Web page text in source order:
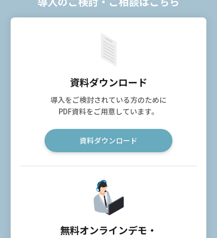
資料ダウンロード
導入をご検討されている方のために
PDF資料をご用意しています。
資料ダウンロード
無料オンラインデモ・